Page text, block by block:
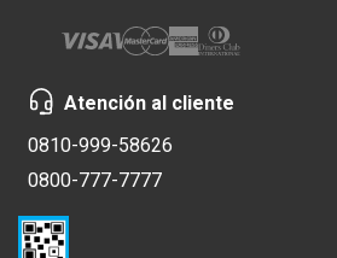
Atención al cliente
0810-999-58626
0800-777-7777